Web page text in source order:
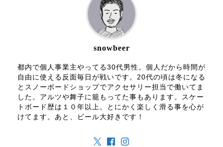
snowbeer
都内で個人事業主やってる30代男性。個人だから時間が
自由に使える反面毎日が戦いです。20代の頃は冬になる
とスノーボードショップでアクセサリー担当で働いてま
した。アルツや舞子に籠もってた事もあります。スケー
トボード歴は１０年以上。とにかく楽しく滑る事を心が
けてます。あと、ビール大好きです！